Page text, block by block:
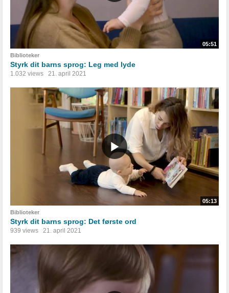
05:51
Biblioteker
Styrk dit barns sprog: Leg med lyde
1.032 views 21. april 2021
05:13
Biblioteker
Styrk dit barns sprog: Det første ord
939 views 21. april 2021